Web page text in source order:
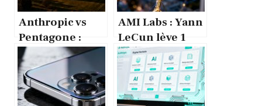
Anthropic vs
Pentagone :
quand le refus
de Claude
déclenche une
crise
AMI Labs : Yann
LeCun lève 1
milliard pour
enseigner la
réalité à l’IA